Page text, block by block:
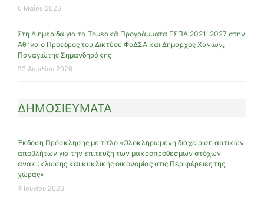
6 Μαΐου 2026
Στη Διημερίδα για τα Τομεακά Προγράμματα ΕΣΠΑ 2021-2027 στην
Αθήνα ο Πρόεδρος του Δικτύου ΦοΔΣΑ και Δήμαρχος Χανίων,
Παναγιώτης Σημανδηράκης
23 Απριλίου 2026
ΔΗΜΟΣΙΕΥΜΑΤΑ
Έκδοση Πρόσκλησης με τίτλο «Ολοκληρωμένη διαχείριση αστικών
αποβλήτων για την επίτευξη των μακροπρόθεσμων στόχων
ανακύκλωσης και κυκλικής οικονομίας στις Περιφέρειες της
χώρας»
4 Ιουνίου 2026